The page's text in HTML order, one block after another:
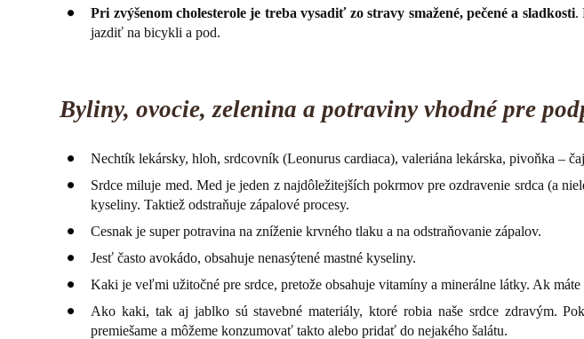
Pri zvýšenom cholesterole je treba vysadiť zo stravy smažené, pečené a sladkosti.
jazdiť na bicykli a pod.
Byliny, ovocie, zelenina a potraviny vhodné pre
Nechtík lekársky, hloh, srdcovník (Leonurus cardiaca), valeriána lekárska, pivoňka –
Srdce miluje med. Med je jeden z najdôležitejších pokrmov pre ozdravenie srdca (a
kyseliny. Taktiež odstraňuje zápalové procesy.
Cesnak je super potravina na zníženie krvného tlaku a na odstraňovanie zápalov.
Jesť často avokádo, obsahuje nenasýtené mastné kyseliny.
Kaki je veľmi užitočné pre srdce, pretože obsahuje vitamíny a minerálne látky. Ak
Ako kaki, tak aj jablko sú stavebné materiály, ktoré robia naše srdce zdravým.
premiešame a môžeme konzumovať takto alebo pridať do nejakého šalátu.